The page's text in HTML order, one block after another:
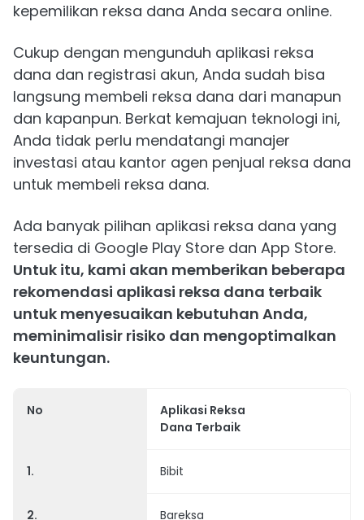
kepemilikan reksa dana Anda secara online.
Cukup dengan mengunduh aplikasi reksa
dana dan registrasi akun, Anda sudah bisa
langsung membeli reksa dana dari manapun
dan kapanpun. Berkat kemajuan teknologi ini,
Anda tidak perlu mendatangi manajer
investasi atau kantor agen penjual reksa dana
untuk membeli reksa dana.
Ada banyak pilihan aplikasi reksa dana yang
tersedia di Google Play Store dan App Store.
Untuk itu, kami akan memberikan beberapa
rekomendasi aplikasi reksa dana terbaik
untuk menyesuaikan kebutuhan Anda,
meminimalisir risiko dan mengoptimalkan
keuntungan.
No
Aplikasi Reksa
Dana Terbaik
1. Bibit
2. Bareksa